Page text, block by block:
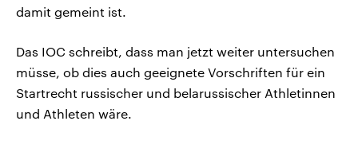
damit gemeint ist.
Das IOC schreibt, dass man jetzt weiter untersuchen
müsse, ob dies auch geeignete Vorschriften für ein
Startrecht russischer und belarussischer Athletinnen
und Athleten wäre.